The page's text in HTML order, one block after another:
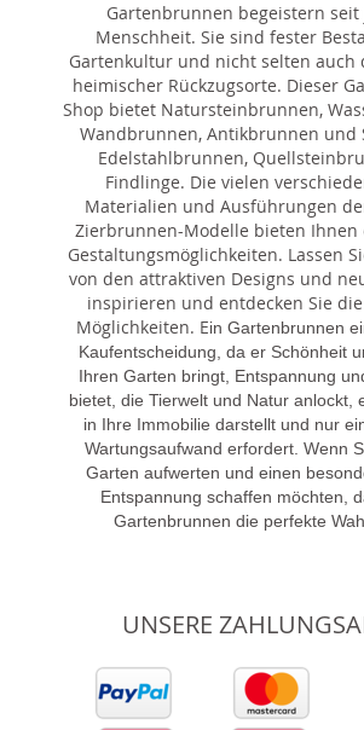
Gartenbrunnen begeistern
Menschheit. Sie sind fester
Gartenkultur und nicht selten auch
heimischer Rückzugsorte. Dieser
Shop bietet Natursteinbrunnen,
Wandbrunnen, Antikbrunnen und
Edelstahlbrunnen,
Findlinge. Die vielen
Materialien und Ausführungen
Zierbrunnen-Modelle bieten Ihnen
Gestaltungsmöglichkeiten. Lassen
von den attraktiven Designs und
inspirieren und entdecken Sie
Möglichkeiten. Ein Gartenbrunnen
Kaufentscheidung, da er Schönheit
Ihren Garten bringt, Entspannung
bietet, die Tierwelt und Natur anlockt,
in Ihre Immobilie darstellt und nur
Wartungsaufwand erfordert. Wenn
Garten aufwerten und einen
Entspannung schaffen möchten,
Gartenbrunnen die perfekte
UNSERE